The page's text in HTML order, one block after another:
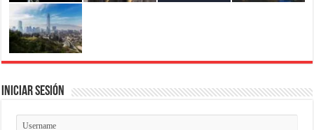
Iniciar Sesión